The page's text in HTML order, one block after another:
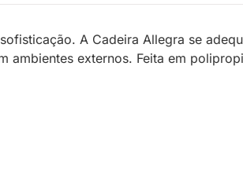
A Cadeira Allegra se
externos. Feita em